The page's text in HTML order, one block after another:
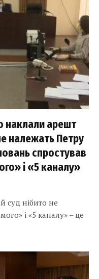
наклали арешт
належать Петру
спростував
і «5 каналу»
суд нібито не
і «5 каналу» – це